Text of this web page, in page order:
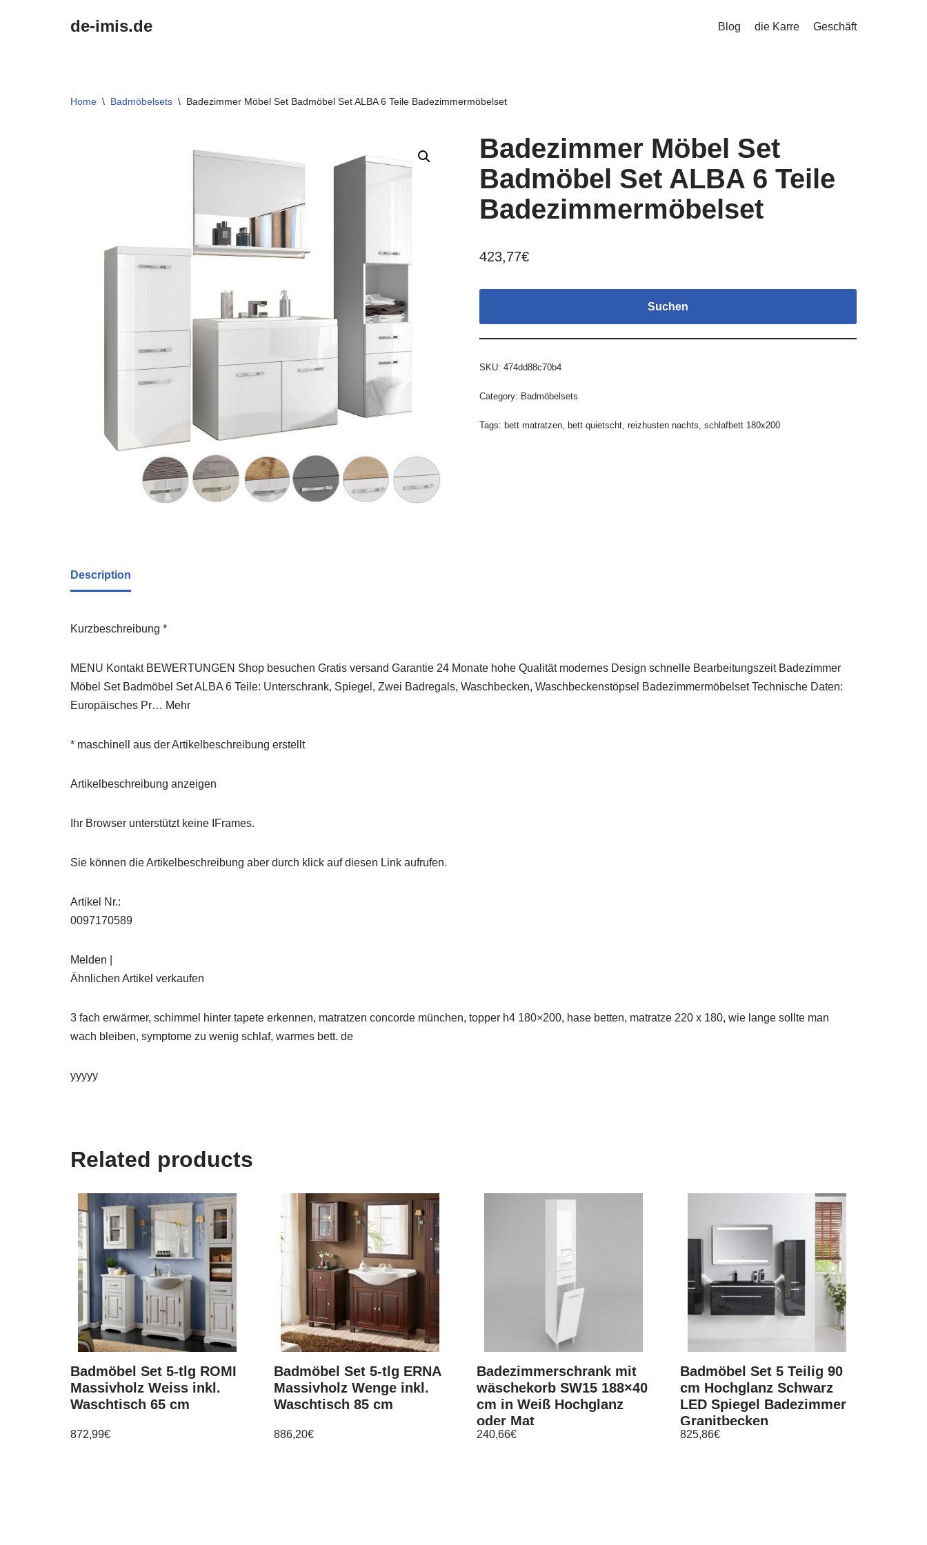
de-imis.de Blog die Karre Geschäft
Home \ Badmöbelsets \ Badezimmer Möbel Set Badmöbel Set ALBA 6 Teile Badezimmermöbelset
Badezimmer Möbel Set
Badmöbel Set ALBA 6 Teile
Badezimmermöbelset
423,77€
Suchen
SKU: 474dd88c70b4
Category: Badmöbelsets
Tags: bett matratzen, bett quietscht, reizhusten nachts, schlafbett 180x200
Description
Kurzbeschreibung *
MENU Kontakt BEWERTUNGEN Shop besuchen Gratis versand Garantie 24 Monate hohe Qualität modernes Design schnelle Bearbeitungszeit Badezimmer
Möbel Set Badmöbel Set ALBA 6 Teile: Unterschrank, Spiegel, Zwei Badregals, Waschbecken, Waschbeckenstöpsel Badezimmermöbelset Technische Daten:
Europäisches Pr… Mehr
* maschinell aus der Artikelbeschreibung erstellt
Artikelbeschreibung anzeigen
Ihr Browser unterstützt keine IFrames.
Sie können die Artikelbeschreibung aber durch klick auf diesen Link aufrufen.
Artikel Nr.:
0097170589
Melden |
Ähnlichen Artikel verkaufen
3 fach erwärmer, schimmel hinter tapete erkennen, matratzen concorde münchen, topper h4 180×200, hase betten, matratze 220 x 180, wie lange sollte man
wach bleiben, symptome zu wenig schlaf, warmes bett. de
yyyyy
Related products
Badmöbel Set 5-tlg ROMI
Massivholz Weiss inkl.
Waschtisch 65 cm
872,99€
Badmöbel Set 5-tlg ERNA
Massivholz Wenge inkl.
Waschtisch 85 cm
886,20€
Badezimmerschrank mit
wäschekorb SW15 188×40
cm in Weiß Hochglanz
oder Mat
240,66€
Badmöbel Set 5 Teilig 90
cm Hochglanz Schwarz
LED Spiegel Badezimmer
Granitbecken
825,86€